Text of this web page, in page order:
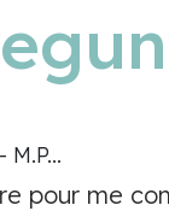
M.P...
pour me